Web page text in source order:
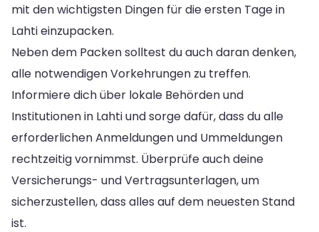
mit den wichtigsten Dingen für die ersten Tage in
Lahti einzupacken.
Neben dem Packen solltest du auch daran denken,
alle notwendigen Vorkehrungen zu treffen.
Informiere dich über lokale Behörden und
Institutionen in Lahti und sorge dafür, dass du alle
erforderlichen Anmeldungen und Ummeldungen
rechtzeitig vornimmst. Überprüfe auch deine
Versicherungs- und Vertragsunterlagen, um
sicherzustellen, dass alles auf dem neuesten Stand
ist.